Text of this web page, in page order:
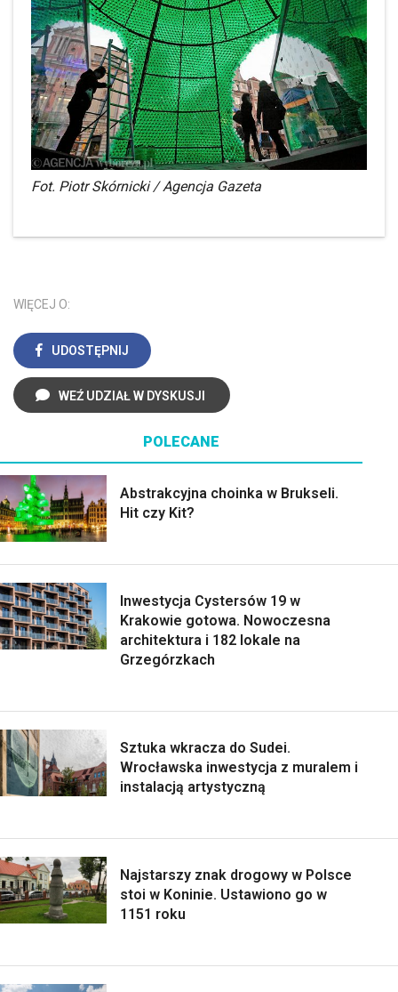
Fot. Piotr Skórnicki / Agencja Gazeta
WIĘCEJ O:
UDOSTĘPNIJ
WEŹ UDZIAŁ W DYSKUSJI
POLECANE
Abstrakcyjna choinka w Brukseli.
Hit czy Kit?
Inwestycja Cystersów 19 w
Krakowie gotowa. Nowoczesna
architektura i 182 lokale na
Grzegórzkach
Sztuka wkracza do Sudei.
Wrocławska inwestycja z muralem i
instalacją artystyczną
Najstarszy znak drogowy w Polsce
stoi w Koninie. Ustawiono go w
1151 roku